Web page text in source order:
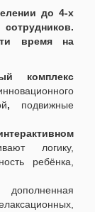
до 4-х
время на
комплекс
, подвижные
логику,
ребёнка,